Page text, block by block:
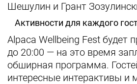
Шешулин и Грант
Активности для каждого
Alpaca Wellbeing Fest будет
до 20:00 — на это время
обширная программа.
интересные интерактивы и